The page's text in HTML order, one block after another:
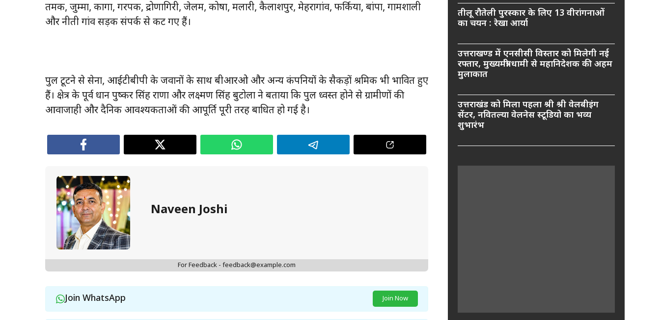
तमक, जुम्मा, कागा, गरपक, द्रोणागिरी, जेलम, कोषा, मलारी, कैलाशपुर, मेहरागांव, फर्किया, बांपा, गामशाली
और नीती गांव सड़क संपर्क से कट गए हैं।
पुल टूटने से सेना, आईटीबीपी के जवानों के साथ बीआरओ और अन्य कंपनियों के सैकड़ों श्रमिक भी प्रभावित हुए
हैं। क्षेत्र के पूर्व प्रधान पुष्कर सिंह राणा और लक्ष्मण सिंह बुटोला ने बताया कि पुल ध्वस्त होने से ग्रामीणों की
आवाजाही और दैनिक आवश्यकताओं की आपूर्ति पूरी तरह बाधित हो गई है।
Naveen Joshi
For Feedback - feedback@example.com
Join WhatsApp Join Now
तीलू रौतेली पुरस्कार के लिए 13 वीरांगनाओं
का चयन : रेखा आर्या
उत्तराखण्ड में एनसीसी विस्तार को मिलेगी नई
रफ्तार, मुख्यमंत्री धामी से महानिदेशक की अहम
मुलाकात
उत्तराखंड को मिला पहला श्री श्री वेलबीइंग
सेंटर, नवितल्या वेलनेस स्टूडियो का भव्य
शुभारंभ